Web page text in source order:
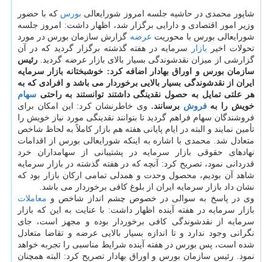
شاپور محمدی در حاشیه جلسه امروز شورایعالی بورس كه با حضور
وزیر امور اقتصادی و دارایی برگزار شد، اظهار داشت: امروز جلسه
شورایعالی بورس با محوریت عرضه گزارش سازمان بورس در مورد
تحولات اخیر بازار
سرمایه در هفته گذشته برگزار گردید كه در آن
گزارشی از میزان نقدشوندگی بسیار بالای بازار عرضه گردید. رئیس
سازمان بورس و اوراق بهادار اضافه كرد: خوشبختانه بازار سرمایه
ایران از نقدشوندگی بسیار بالایی برخوردار می باشد و افرادی كه به
هر علتی تمایل به حصول نقدینگی داشتند توانستند به راحتی سهام
خویش را بهفروش برسانند. وی خاطرنشان كرد: این امكان برای
فروشندگان سهام فراهم گردید تا بتوانند نقدینگی مورد نیاز خویش را
تأمین نمایند و البته در ایام پایانی هفته هم بازار كاملاً به لحاظ شاخص
متعادل شد. محمدی با اشاره به اینكه شورایعالی بورس از اقدامات
نهادهای حقوقی بازار سرمایه در پشتیبانی از سهامداران خرد
قدردانی نمود، تصریح كرد: آنچه كه در هفته گذشته در بازار سرمایه
شاهد آن بودیم، محصول وحدت و همدلی تمامی اركان بازار بود كه
نشان داد بازار سرمایه ایران از بلوغ كافی برخوردار می باشد.
وی در پاسخ به سوالی در خصوص چشم انداز شاخص و معاملات
بازار سرمایه در هفته آینده اظهار داشت: با عنایت به این كه بازار
سرمایه از نقدشوندگی كافی برخوردار بوده و مجهز است، جای
نگرانی وجود ندارد و تا اندازه بسیار بالایی عرضه و تقاضا متعادل
شده است، پس بورس در هفته آینده شرایط مناسبی را تجربه خواهد
نمود. رئیس سازمان بورس و اوراق بهادار تصریح كرد: البته همچنان